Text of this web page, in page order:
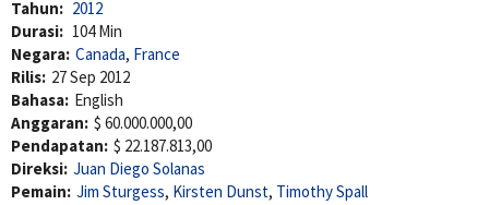
Tahun: 2012
Durasi: 104 Min
Negara: Canada, France
Rilis: 27 Sep 2012
Bahasa: English
Anggaran: $ 60.000.000,00
Pendapatan: $ 22.187.813,00
Direksi: Juan Diego Solanas
Pemain: Jim Sturgess, Kirsten Dunst, Timothy Spall